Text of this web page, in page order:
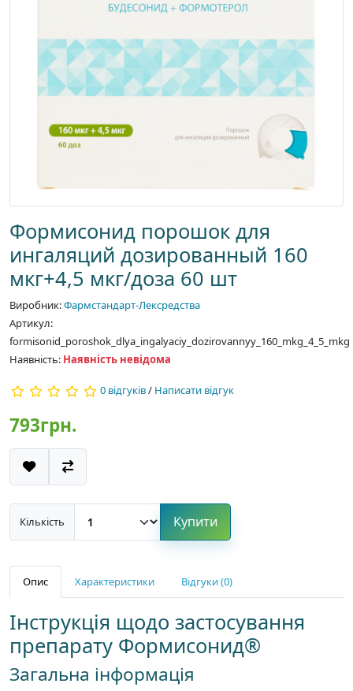
Формисонид порошок для
ингаляций дозированный 160
мкг+4,5 мкг/доза 60 шт
Виробник:Фармстандарт-Лексредства
Артикул:
formisonid_poroshok_dlya_ingalyaciy_dozirovannyy_160_mkg_4_5_mkg
Наявність: Наявність невідома
0 відгуків/ Написати відгук
793грн.
Кількість Купити
Опис Характеристики Відгуки (0)
Інструкція щодо застосування
препарату Формисонид®
Загальна інформація